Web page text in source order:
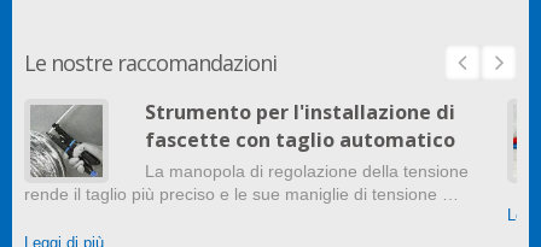
Le nostre raccomandazioni
Strumento per l'installazione di
fascette con taglio automatico
La manopola di regolazione della tensione
rende il taglio più preciso e le sue maniglie di tensione …
Leggi di più